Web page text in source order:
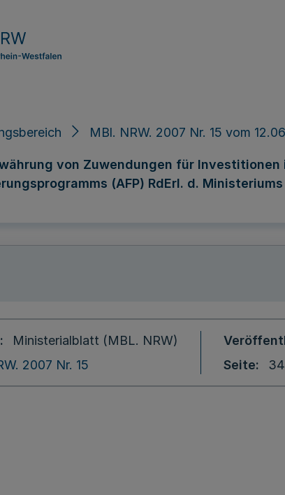
MBl. NRW. 2007 Nr. 15 vom
von Zuwendungen für
(AFP) RdErl. d.
Ministerialblatt (MBL. NRW)
2007 Nr. 15
Seite